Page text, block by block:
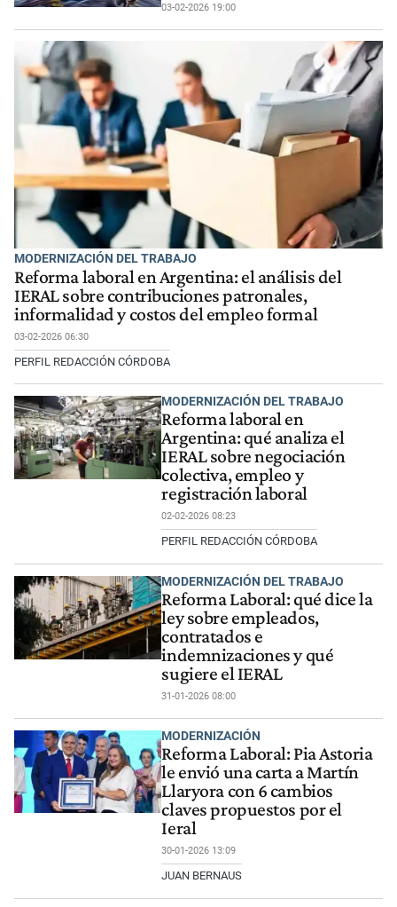
03-02-2026 19:00
MODERNIZACIÓN DEL TRABAJO
Reforma laboral en Argentina: el análisis del
IERAL sobre contribuciones patronales,
informalidad y costos del empleo formal
03-02-2026 06:30
PERFIL REDACCIÓN CÓRDOBA
MODERNIZACIÓN DEL TRABAJO
Reforma laboral en
Argentina: qué analiza el
IERAL sobre negociación
colectiva, empleo y
registración laboral
02-02-2026 08:23
PERFIL REDACCIÓN CÓRDOBA
MODERNIZACIÓN DEL TRABAJO
Reforma Laboral: qué dice la
ley sobre empleados,
contratados e
indemnizaciones y qué
sugiere el IERAL
31-01-2026 08:00
MODERNIZACIÓN
Reforma Laboral: Pia Astoria
le envió una carta a Martín
Llaryora con 6 cambios
claves propuestos por el
Ieral
30-01-2026 13:09
JUAN BERNAUS